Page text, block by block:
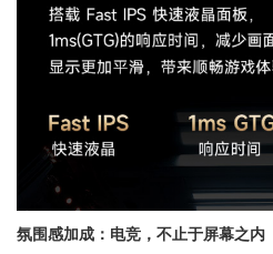
氛围感加成：电竞，不止于屏幕之内